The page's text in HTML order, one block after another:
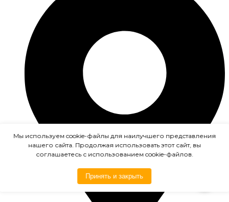
Мы используем cookie-файлы для наилучшего представления
нашего сайта. Продолжая использовать этот сайт, вы
соглашаетесь с использованием cookie-файлов.
Принять и закрыть